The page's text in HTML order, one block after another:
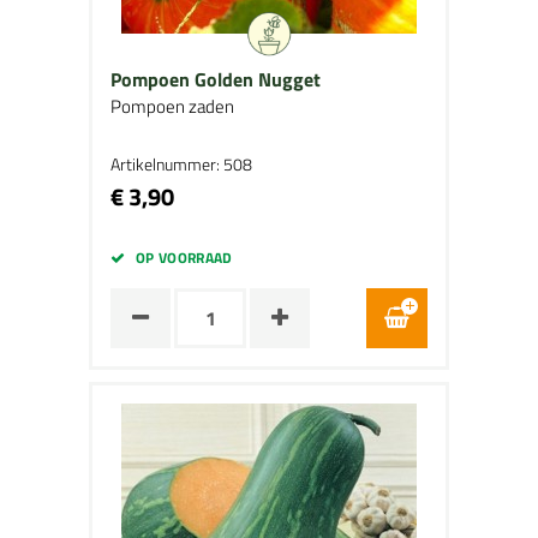
Pompoen Golden Nugget
Pompoen zaden
Artikelnummer: 508
€ 3,90
OP VOORRAAD